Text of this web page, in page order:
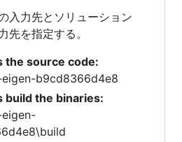
入力先とソリューション
先を指定する。
the source code:
b9cd8366d4e8
build the binaries: